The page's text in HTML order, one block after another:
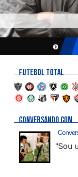
FUTEBOL TOTAL
CONVERSANDO COM…
"Sou